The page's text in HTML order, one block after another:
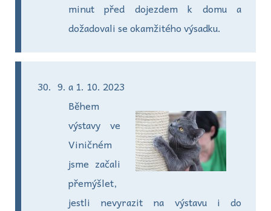
minut před dojezdem k domu a
dožadovali se okamžitého výsadku.
a 1. 10. 2023
Během
výstavy ve
Viničném
jsme začali
přemýšlet,
jestli nevyrazit na výstavu i do